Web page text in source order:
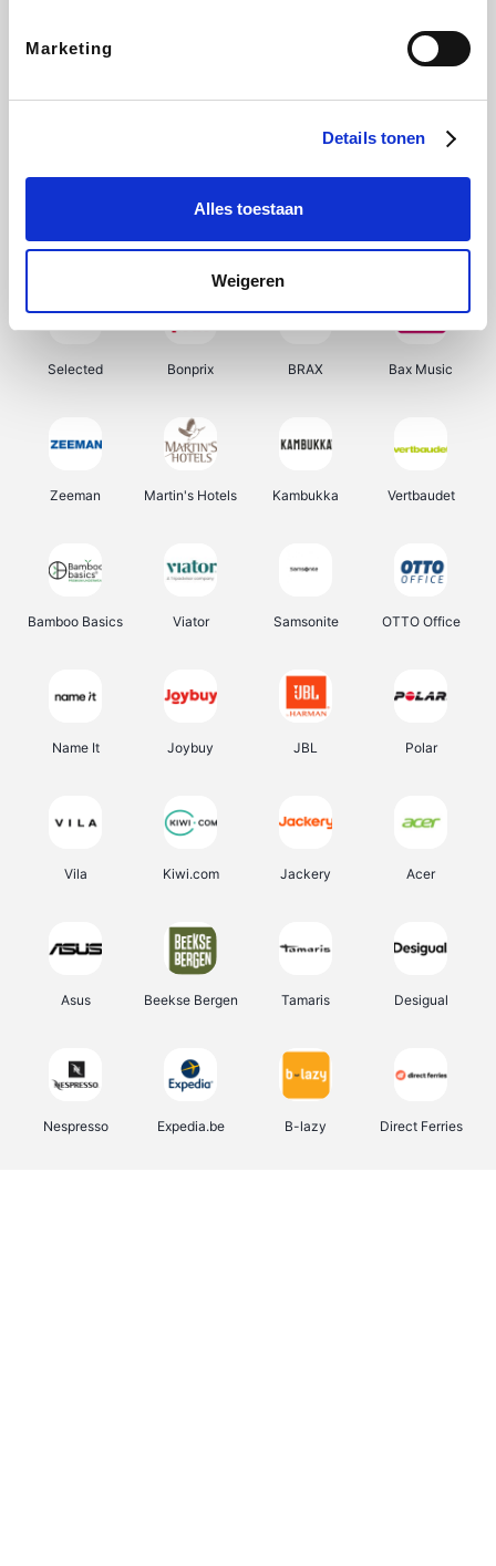
Marketing
Details tonen
Alles toestaan
Weigeren
Samsung Delonghi Tennis Point My Jewellery
Selected Bonprix BRAX Bax Music
Zeeman Martin's Hotels Kambukka Vertbaudet
Bamboo Basics Viator Samsonite OTTO Office
Name It Joybuy JBL Polar
Vila Kiwi.com Jackery Acer
Asus Beekse Bergen Tamaris Desigual
Nespresso Expedia.be B-lazy Direct Ferries